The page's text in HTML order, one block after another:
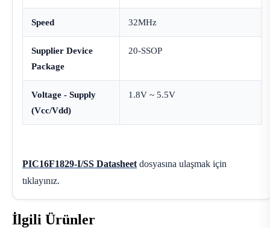
Speed 32MHz
Supplier Device
Package
20-SSOP
Voltage - Supply
(Vcc/Vdd)
1.8V ~ 5.5V
PIC16F1829-I/SS Datasheet dosyasına ulaşmak için
tıklayınız.
İlgili Ürünler